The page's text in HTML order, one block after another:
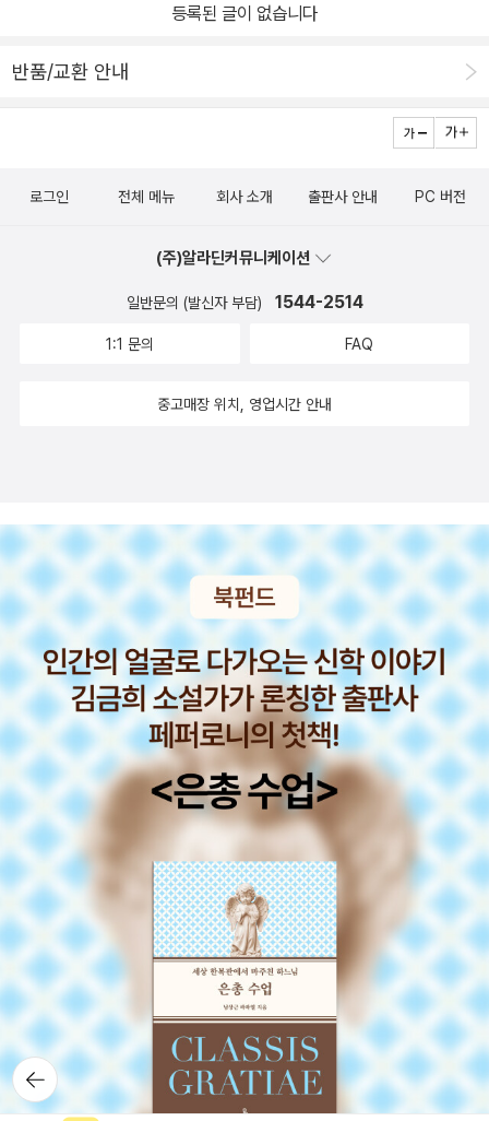
다고 저희 아이도 그러더라고요. 이렇게 보면 호랑이는 힘도 세고 무
시무시하지만,전래 동화 속에서는 어쩐지 운도 없고 우스꽝스럽네요.
동안 우리 민족 가까이에서 여러 가지 의미로 함께 해온 존재인 것 같
습니다.2022년 우리가 살아가야 하는 호랑이해!! 아이들과 함께호랑
불도 폈으니,,, 호랑이는 이러저리 뛰다가 생똥을 쌌지요. 그덕에 세사
살았답니다. 책의 내용이 진짜냐고요.. 궁금하면 호랑이 뱃속에 들어
하며 질문을 했구요. 9살 누나는 옛날에는 정말 잡아 먹기도 했다고
에 들어가 볼래? 하는 질문이 작은 아이의 호기심을 자극시키는것 같
죽을 팔아 부자도 되고.. 하지만 똥으로 나와 기분이 굉장히 나빴을것
같다고... 하하하... 똥으로 튕겨져 나오는 그림도 넘 재미나 보였어요.
서 호랑이 고기를 구하죠^^ 넘 맛나게 먹는 그림이 입맛을 자극시킨
그래서 고기 사먹어야 했다는거죠^^우리의 전래동화, 언제 읽어도 재
등록된 글이 없습니다
반품/교환 안내
뒤로가
기
로그인 전체 메뉴 회사 소개 출판사 안내 PC 버전
(주)알라딘커뮤니케이션
일반문의 (발신자 부담) 1544-2514
1:1 문의 FAQ
중고매장 위치, 영업시간 안내